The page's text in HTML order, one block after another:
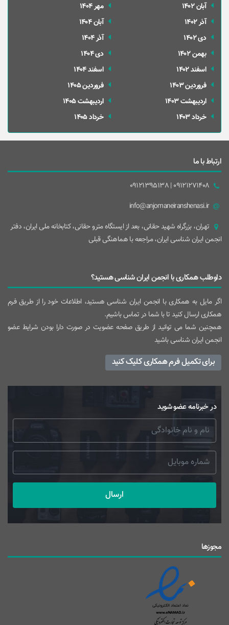
آبان 1402
آذر 1402
دی 1402
بهمن 1402
اسفند 1402
فروردین 1403
ارديبهشت 1403
خرداد 1403
مهر 1404
آبان 1404
آذر 1404
دی 1404
اسفند 1404
فروردین 1405
ارديبهشت 1405
خرداد 1405
ارتباط با ما
09121271408 | 09121395138
info@anjomaneiranshenasi.ir
تهران، بزرگراه شهيد حقانی، بعد از ايستگاه مترو حقانی، کتابخانه ملی ایران، دفتر
انجمن ایران شناسی ایران، مراجعه با هماهنگی قبلی
داوطلب همکاری با انجمن ایران شناسی هستید؟
اگر مایل به همکاری با انجمن ایران شناسی هستید، اطلاعات خود را از طریق فرم
همکاری ارسال کنید تا با شما در تماس باشیم.
همچنین شما می توانید از طریق صفحه عضویت در صورت دارا بودن شرایط عضو
انجمن ایران شناسی باشید
برای تکمیل فرم همکاری کلیک کنید
در خبرنامه عضو شوید
ارسال
مجوزها